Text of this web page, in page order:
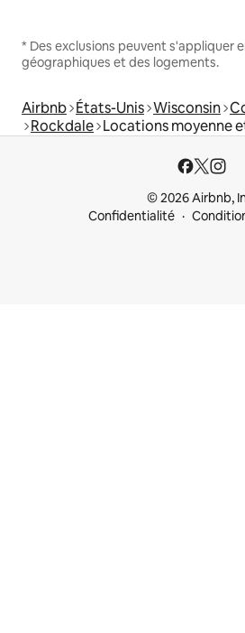
* Des exclusions peuvent s'appliquer
géographiques et des logements.
Airbnb États-Unis Wisconsin
Rockdale Locations moyenne
© 2026 Airbnb,
Confidentialité